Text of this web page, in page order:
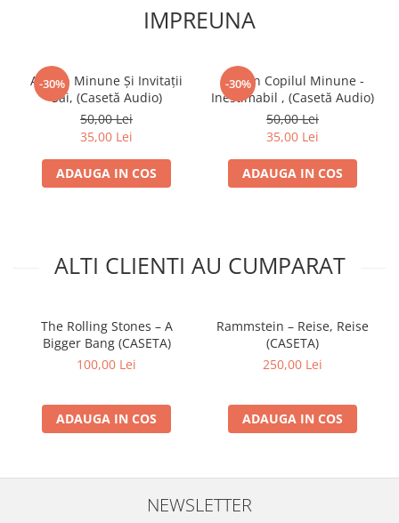
IMPREUNA
-30%
Adrian Minune Și Invitații
Săi, (Casetă Audio)
50,00 Lei
35,00 Lei
ADAUGA IN COS
-30%
Adrian Copilul Minune -
Inestimabil , (Casetă Audio)
50,00 Lei
35,00 Lei
ADAUGA IN COS
ALTI CLIENTI AU CUMPARAT
The Rolling Stones – A
Bigger Bang (CASETA)
100,00 Lei
ADAUGA IN COS
Rammstein – Reise, Reise
(CASETA)
250,00 Lei
ADAUGA IN COS
NEWSLETTER